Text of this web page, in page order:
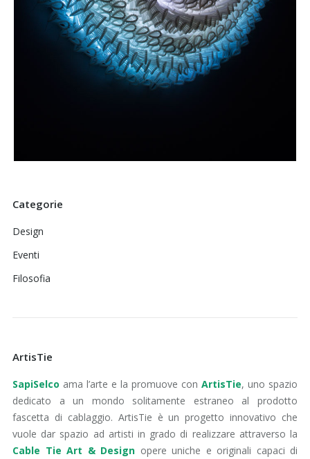
Categorie
Design
Eventi
Filosofia
ArtisTie
SapiSelco ama l’arte e la promuove con ArtisTie, uno spazio
dedicato a un mondo solitamente estraneo al prodotto
fascetta di cablaggio. ArtisTie è un progetto innovativo che
vuole dar spazio ad artisti in grado di realizzare attraverso la
Cable Tie Art & Design opere uniche e originali capaci di